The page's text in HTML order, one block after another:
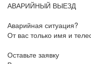
АВАРИЙНЫЙ ВЫЕЗД
Аварийная ситуация?
От вас только имя и
Оставьте заявку